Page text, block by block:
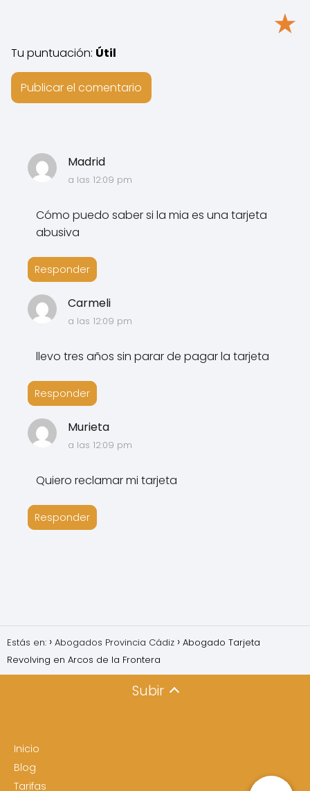
Madrid
a las 12:09 pm
Cómo puedo saber si la mia es una tarjeta
abusiva
Responder
Carmeli
a las 12:09 pm
llevo tres años sin parar de pagar la tarjeta
Responder
Murieta
a las 12:09 pm
Quiero reclamar mi tarjeta
Responder
★
Tu puntuación: Útil
Estás en: Abogados Provincia Cádiz
Abogado Tarjeta
Revolving en Arcos de la Frontera
Subir
Inicio
Blog
Tarifas